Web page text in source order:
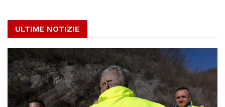
ULTIME NOTIZIE